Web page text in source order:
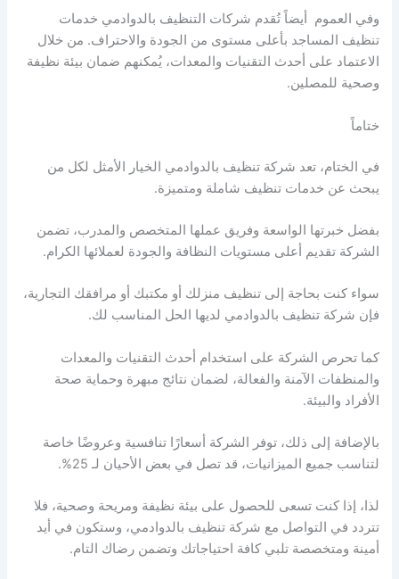
وفي العموم أيضاً تُقدم شركات التنظيف بالدوادمي خدمات
تنظيف المساجد بأعلى مستوى من الجودة والاحتراف. من خلال
الاعتماد على أحدث التقنيات والمعدات، يُمكنهم ضمان بيئة نظيفة
وصحية للمصلين.
ختاماً
في الختام، تعد شركة تنظيف بالدوادمي الخيار الأمثل لكل من
يبحث عن خدمات تنظيف شاملة ومتميزة.
بفضل خبرتها الواسعة وفريق عملها المتخصص والمدرب، تضمن
الشركة تقديم أعلى مستويات النظافة والجودة لعملائها الكرام.
سواء كنت بحاجة إلى تنظيف منزلك أو مكتبك أو مرافقك التجارية،
فإن شركة تنظيف بالدوادمي لديها الحل المناسب لك.
كما تحرص الشركة على استخدام أحدث التقنيات والمعدات
والمنظفات الآمنة والفعالة، لضمان نتائج مبهرة وحماية صحة
الأفراد والبيئة.
بالإضافة إلى ذلك، توفر الشركة أسعارًا تنافسية وعروضًا خاصة
لتناسب جميع الميزانيات، قد تصل في بعض الأحيان لـ 25%.
لذا، إذا كنت تسعى للحصول على بيئة نظيفة ومريحة وصحية، فلا
تتردد في التواصل مع شركة تنظيف بالدوادمي، وستكون في أيد
أمينة ومتخصصة تلبي كافة احتياجاتك وتضمن رضاك التام.